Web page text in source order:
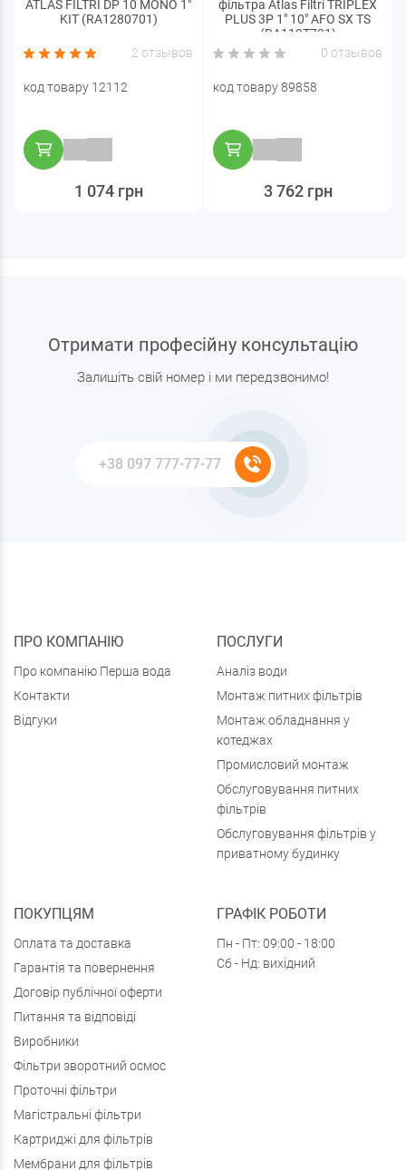
ATLAS FILTRI DP 10 MONO 1"
KIT (RA1280701)
2 отзывов
код товару 12112
1 074 грн
фільтра Atlas Filtri TRIPLEX
PLUS 3P 1" 10" AFO SX TS
(RA112T731)
0 отзывов
код товару 89858
3 762 грн
Отримати професійну консультацію
Залишіть свій номер і ми передзвонимо!
ПРО КОМПАНІЮ
Про компанію Перша вода
Контакти
Відгуки
ПОСЛУГИ
Аналіз води
Монтаж питних фільтрів
Монтаж обладнання у
котеджах
Промисловий монтаж
Обслуговування питних
фільтрів
Обслуговування фільтрів у
приватному будинку
ПОКУПЦЯМ
Оплата та доставка
Гарантія та повернення
Договір публічної оферти
Питання та відповіді
Виробники
Фільтри зворотний осмос
Проточні фільтри
Магістральні фільтри
Картриджі для фільтрів
Мембрани для фільтрів
ГРАФІК РОБОТИ
Пн - Пт: 09:00 - 18:00
Сб - Нд: вихідний